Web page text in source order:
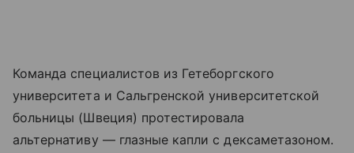
Команда специалистов из Гетеборгского
университета и Сальгренской университетской
больницы (Швеция) протестировала
альтернативу — глазные капли с дексаметазоном.